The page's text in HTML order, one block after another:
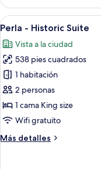
-
Historic
Suite
Abrir
todas
las
fotos
de
Perla
-
Historic
5
Perla - Historic Suite
Vista a la ciudad
538 pies cuadrados
1 habitación
2 personas
1 cama King size
Wifi gratuito
Más detalles
Más